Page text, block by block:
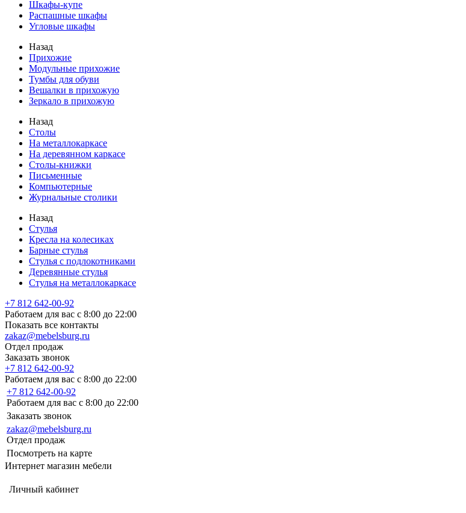
Шкафы-купе
Распашные шкафы
Угловые шкафы
Назад
Прихожие
Модульные прихожие
Тумбы для обуви
Вешалки в прихожую
Зеркало в прихожую
Назад
Столы
На металлокаркасе
На деревянном каркасе
Столы-книжки
Письменные
Компьютерные
Журнальные столики
Назад
Стулья
Кресла на колесиках
Барные стулья
Стулья с подлокотниками
Деревянные стулья
Стулья на металлокаркасе
+7 812 642-00-92
Работаем для вас с 8:00 до 22:00
Показать все контакты
zakaz@mebelsburg.ru
Отдел продаж
Заказать звонок
+7 812 642-00-92
Работаем для вас с 8:00 до 22:00
+7 812 642-00-92
Работаем для вас с 8:00 до 22:00
Заказать звонок
zakaz@mebelsburg.ru
Отдел продаж
Посмотреть на карте
Интернет магазин мебели
Личный кабинет